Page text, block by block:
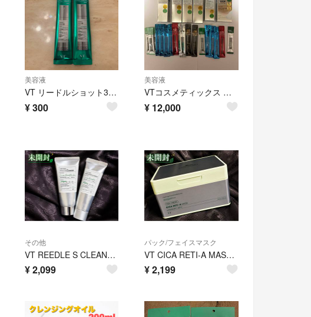
美容液
VT リードルショット300 サンプルパック2つ
¥300
美容液
VTコスメティックス リードルショット まとめ売り
¥ 12,000
その他
VT REEDLE S CLEANSER 80ml 2本セット 未開封 洗顔料
¥2,099
パック/フェイスマスク
VT CICA RETI-A MASK 30枚入り シートマスク 新品未開封
¥2,199